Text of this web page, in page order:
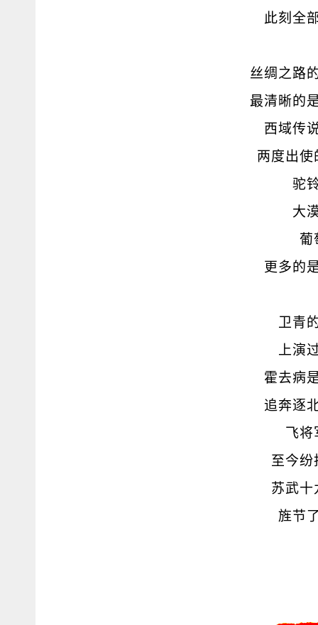
此刻全
丝绸之路
最清晰的
西域传
两度出
驼
大
葡
更多的
卫青
上演
霍去病
追奔逐
飞
至今
苏武十
旌节